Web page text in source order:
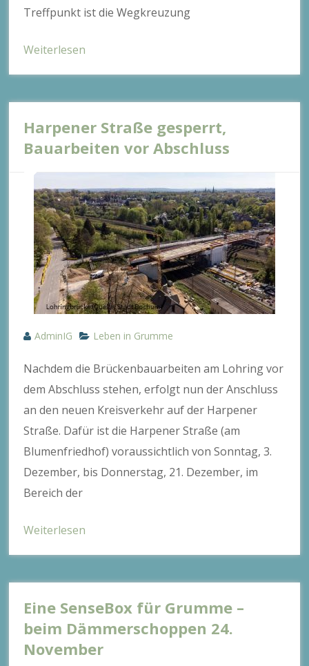
Treffpunkt ist die Wegkreuzung
Weiterlesen
Harpener Straße gesperrt,
Bauarbeiten vor Abschluss
AdminIG Leben in Grumme
Nachdem die Brückenbauarbeiten am Lohring vor
dem Abschluss stehen, erfolgt nun der Anschluss
an den neuen Kreisverkehr auf der Harpener
Straße. Dafür ist die Harpener Straße (am
Blumenfriedhof) voraussichtlich von Sonntag, 3.
Dezember, bis Donnerstag, 21. Dezember, im
Bereich der
Weiterlesen
Eine SenseBox für Grumme –
beim Dämmerschoppen 24.
November